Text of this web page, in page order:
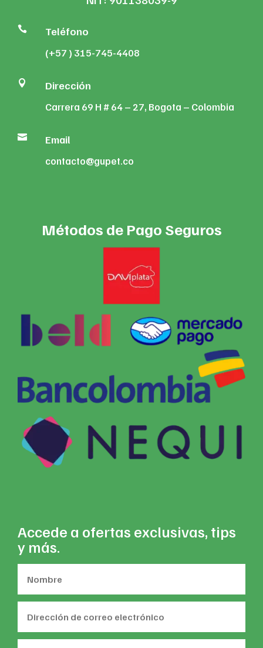
 Teléfono
(+57 ) 315-745-4408
 Dirección
Carrera 69 H # 64 – 27, Bogota – Colombia
 Email
contacto@gupet.co
Métodos de Pago Seguros
Accede a ofertas exclusivas, tips
y más.